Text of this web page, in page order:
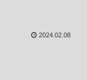
2024.02.08